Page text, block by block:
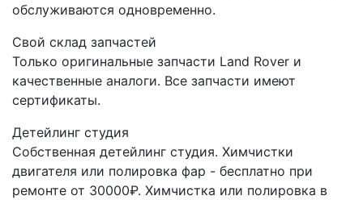
обслуживаются одновременно.
Свой склад запчастей
Только оригинальные запчасти Land Rover и
качественные аналоги. Все запчасти имеют
сертификаты.
Детейлинг студия
Собственная детейлинг студия. Химчистки
двигателя или полировка фар - бесплатно при
ремонте от 30000₽. Химчистка или полировка в